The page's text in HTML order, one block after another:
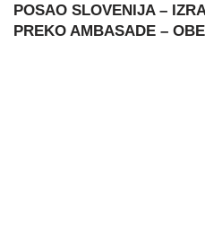
POSAO SLOVENIJA –
PREKO AMBASADE –